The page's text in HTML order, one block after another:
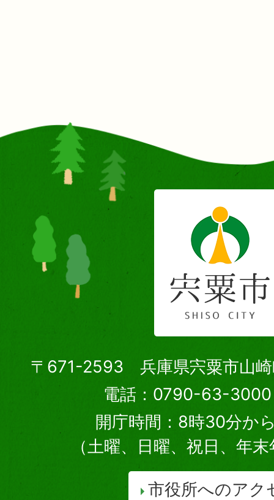
〒671-2593 兵庫県宍粟市山崎
電話：0790-63-3000
開庁時間：8時30分か
（土曜、日曜、祝日、年
市役所へのアク